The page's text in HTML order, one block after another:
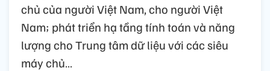
chủ của người Việt Nam, cho người Việt
Nam; phát triển hạ tầng tính toán và năng
lượng cho Trung tâm dữ liệu với các siêu
máy chủ…